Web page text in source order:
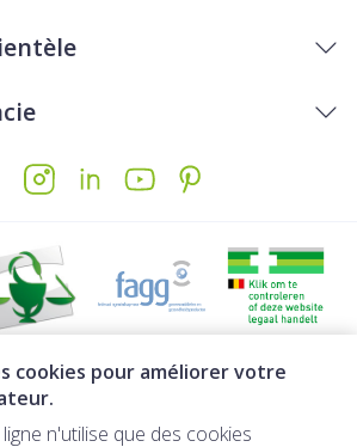
cookies pour améliorer votre
n'utilise que des cookies